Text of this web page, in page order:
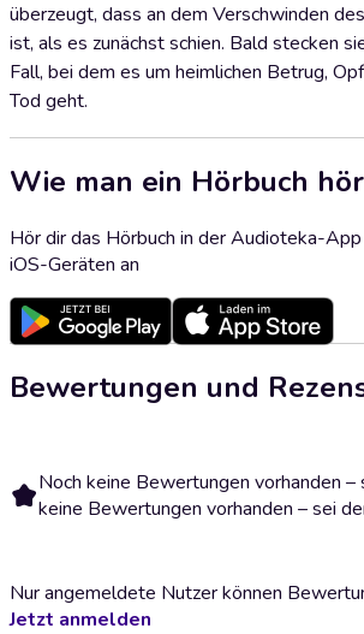
überzeugt, dass an dem Verschwinden
ist, als es zunächst schien. Bald stecken
Fall, bei dem es um heimlichen Betrug,
Tod geht.
Wie man ein Hörbuch
Hör dir das Hörbuch in der Audioteka-
iOS-Geräten an
Bewertungen und
Noch keine Bewertungen vorhanden –
keine Bewertungen vorhanden – sei
Nur angemeldete Nutzer können
Jetzt anmelden